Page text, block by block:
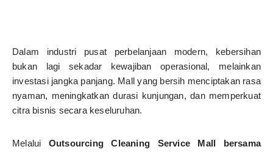
Dalam industri pusat perbelanjaan modern, kebersihan
bukan lagi sekadar kewajiban operasional, melainkan
investasi jangka panjang. Mall yang bersih menciptakan rasa
nyaman, meningkatkan durasi kunjungan, dan memperkuat
citra bisnis secara keseluruhan.
Melalui Outsourcing Cleaning Service Mall bersama